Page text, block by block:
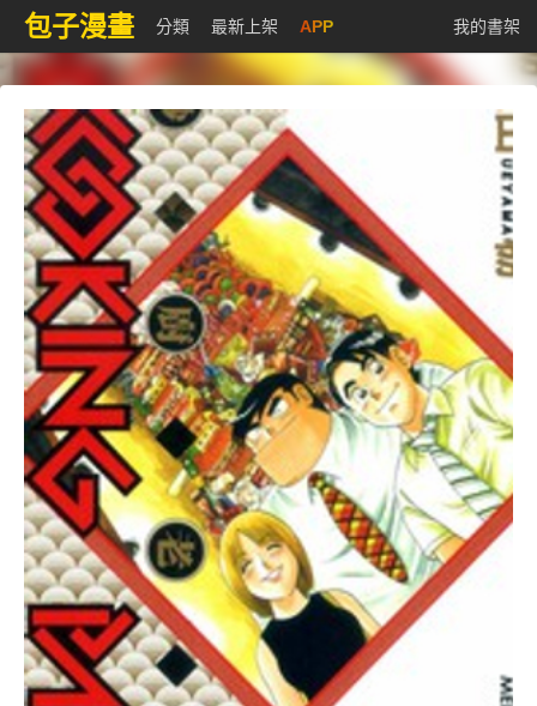
包子漫畫 分類 最新上架 APP 我的書架